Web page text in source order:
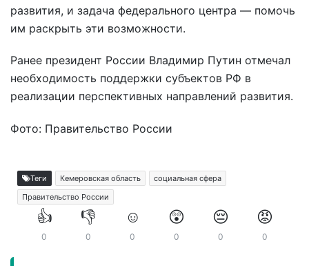
развития, и задача федерального центра — помочь
им раскрыть эти возможности.
Ранее президент России Владимир Путин отмечал
необходимость поддержки субъектов РФ в
реализации перспективных направлений развития.
Фото: Правительство России
Теги Кемеровская область
социальная сфера
Правительство России
👍
0
👎
0
☺️
0
😲
0
😔
0
😡
0